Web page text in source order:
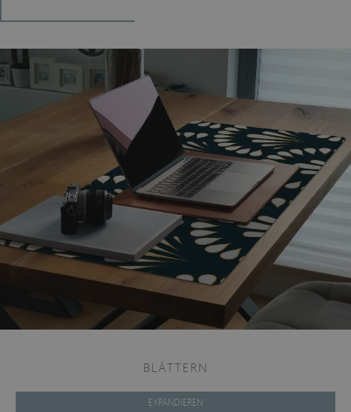
BLÄTTERN
EXPANDIEREN